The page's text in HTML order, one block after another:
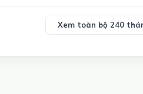
Xem toàn bộ 240